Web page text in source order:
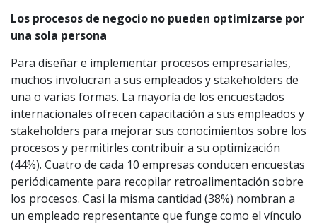
Los procesos de negocio no pueden optimizarse por
una sola persona
Para diseñar e implementar procesos empresariales,
muchos involucran a sus empleados y stakeholders de
una o varias formas. La mayoría de los encuestados
internacionales ofrecen capacitación a sus empleados y
stakeholders para mejorar sus conocimientos sobre los
procesos y permitirles contribuir a su optimización
(44%). Cuatro de cada 10 empresas conducen encuestas
periódicamente para recopilar retroalimentación sobre
los procesos. Casi la misma cantidad (38%) nombran a
un empleado representante que funge como el vínculo